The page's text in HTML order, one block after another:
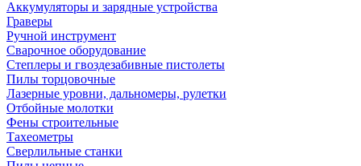
Аккумуляторы и зарядные устройства
Граверы
Ручной инструмент
Сварочное оборудование
Степлеры и гвоздезабивные пистолеты
Пилы торцовочные
Лазерные уровни, дальномеры, рулетки
Отбойные молотки
Фены строительные
Тахеометры
Сверлильные станки